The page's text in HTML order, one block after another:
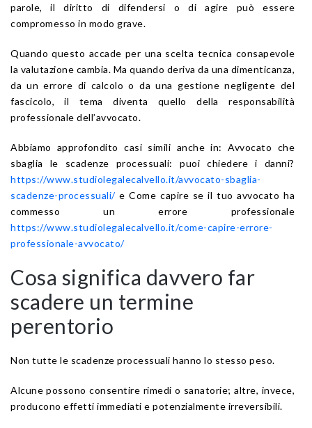
parole, il diritto di difendersi o di agire può essere
compromesso in modo grave.
Quando questo accade per una scelta tecnica consapevole
la valutazione cambia. Ma quando deriva da una dimenticanza,
da un errore di calcolo o da una gestione negligente del
fascicolo, il tema diventa quello della responsabilità
professionale dell’avvocato.
Abbiamo approfondito casi simili anche in: Avvocato che
sbaglia le scadenze processuali: puoi chiedere i danni?
https://www.studiolegalecalvello.it/avvocato-sbaglia-
scadenze-processuali/e Come capire se il tuo avvocato ha
commesso un errore professionale
https://www.studiolegalecalvello.it/come-capire-errore-
professionale-avvocato/
Cosa significa davvero far
scadere un termine
perentorio
Non tutte le scadenze processuali hanno lo stesso peso.
Alcune possono consentire rimedi o sanatorie; altre, invece,
producono effetti immediati e potenzialmente irreversibili.